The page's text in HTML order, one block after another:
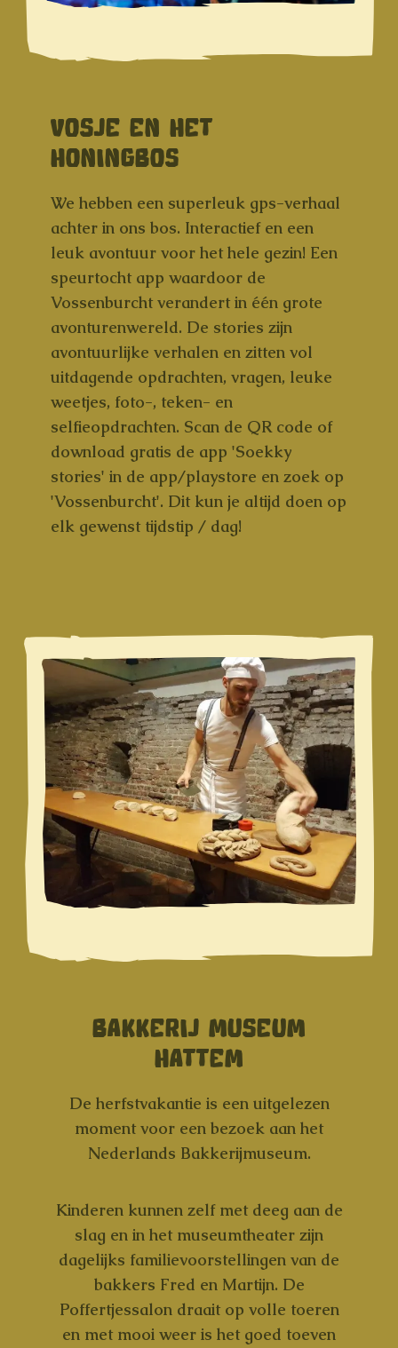
VOSJE EN HET
HONINGBOS
We hebben een superleuk gps-verhaal
achter in ons bos. Interactief en een
leuk avontuur voor het hele gezin! Een
speurtocht app waardoor de
Vossenburcht verandert in één grote
avonturenwereld. De stories zijn
avontuurlijke verhalen en zitten vol
uitdagende opdrachten, vragen, leuke
weetjes, foto-, teken- en
selfieopdrachten. Scan de QR code of
download gratis de app 'Soekky
stories' in de app/playstore en zoek op
'Vossenburcht'. Dit kun je altijd doen op
elk gewenst tijdstip / dag!
BAKKERIJ MUSEUM
HATTEM
De herfstvakantie is een uitgelezen
moment voor een bezoek aan het
Nederlands Bakkerijmuseum.
Kinderen kunnen zelf met deeg aan de
slag en in het museumtheater zijn
dagelijks familievoorstellingen van de
bakkers Fred en Martijn. De
Poffertjessalon draait op volle toeren
en met mooi weer is het goed toeven